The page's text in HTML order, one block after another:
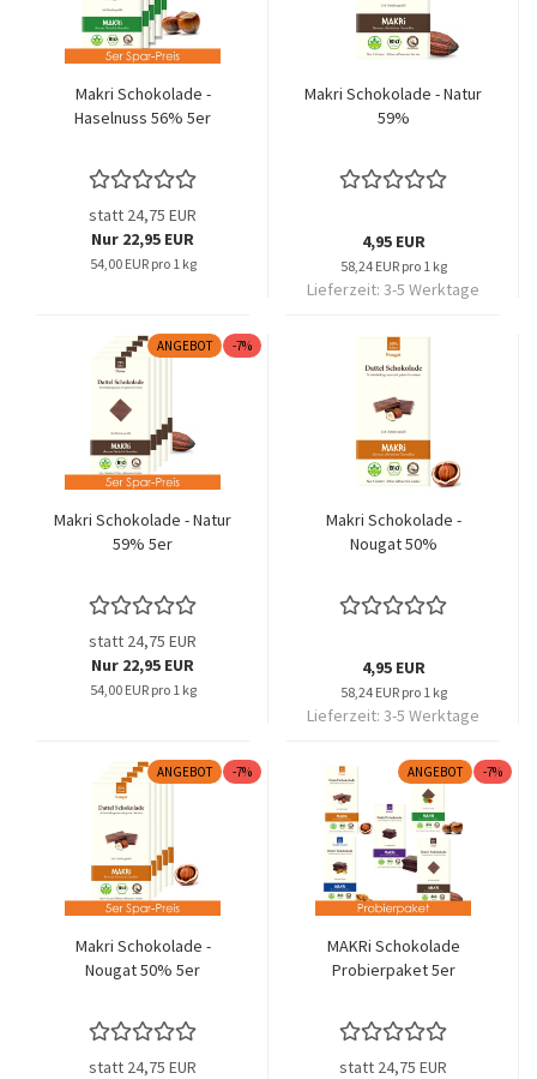
Makri Schokolade -
Haselnuss 56% 5er
statt 24,75 EUR
Nur 22,95 EUR
54,00 EUR pro 1 kg
Makri Schokolade - Natur
59%
4,95 EUR
58,24 EUR pro 1 kg
Lieferzeit: 3-5 Werktage
ANGEBOT -7%
Makri Schokolade - Natur
59% 5er
statt 24,75 EUR
Nur 22,95 EUR
54,00 EUR pro 1 kg
Makri Schokolade -
Nougat 50%
4,95 EUR
58,24 EUR pro 1 kg
Lieferzeit: 3-5 Werktage
ANGEBOT -7%
Makri Schokolade -
Nougat 50% 5er
statt 24,75 EUR
ANGEBOT -7%
MAKRi Schokolade
Probierpaket 5er
statt 24,75 EUR